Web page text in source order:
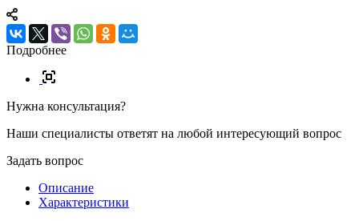
Подробнее
Нужна консультация?
Наши специалисты ответят на любой интересующий вопрос
Задать вопрос
Описание
Характеристики